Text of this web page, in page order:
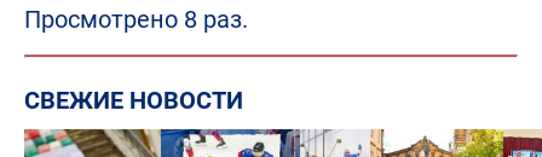
Просмотрено 8 раз.
СВЕЖИЕ НОВОСТИ